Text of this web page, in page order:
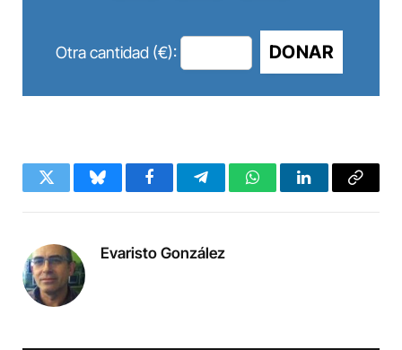
Otra cantidad (€): DONAR
Twitter BlueskyFacebookTelegramWhatsAppLinkedInCopy
Evaristo González